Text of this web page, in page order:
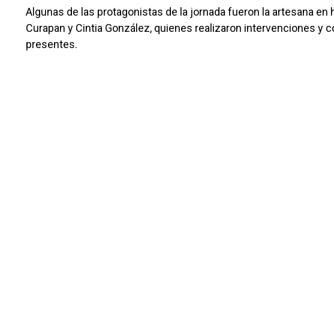
Algunas de las protagonistas de la jornada fueron la artesana en
Curapan y Cintia González, quienes realizaron intervenciones y
presentes.